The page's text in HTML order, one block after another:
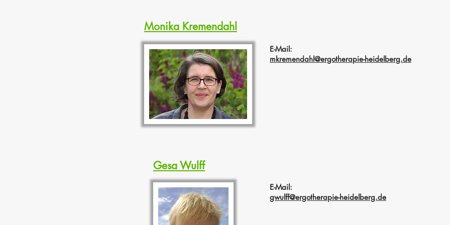
Monika Kremendahl
E-Mail:
mkremendahl@ergotherapie-heidelberg.de
Gesa Wulff
E-Mail:
gwulff@ergotherapie-heidelberg.de